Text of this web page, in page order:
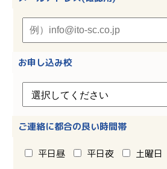
お申し込み校
ご連絡に都合の良い時間帯
平日昼 平日夜 土曜日